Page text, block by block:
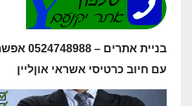
בניית
עם חיוב כרטיסי אשראי אוןליין